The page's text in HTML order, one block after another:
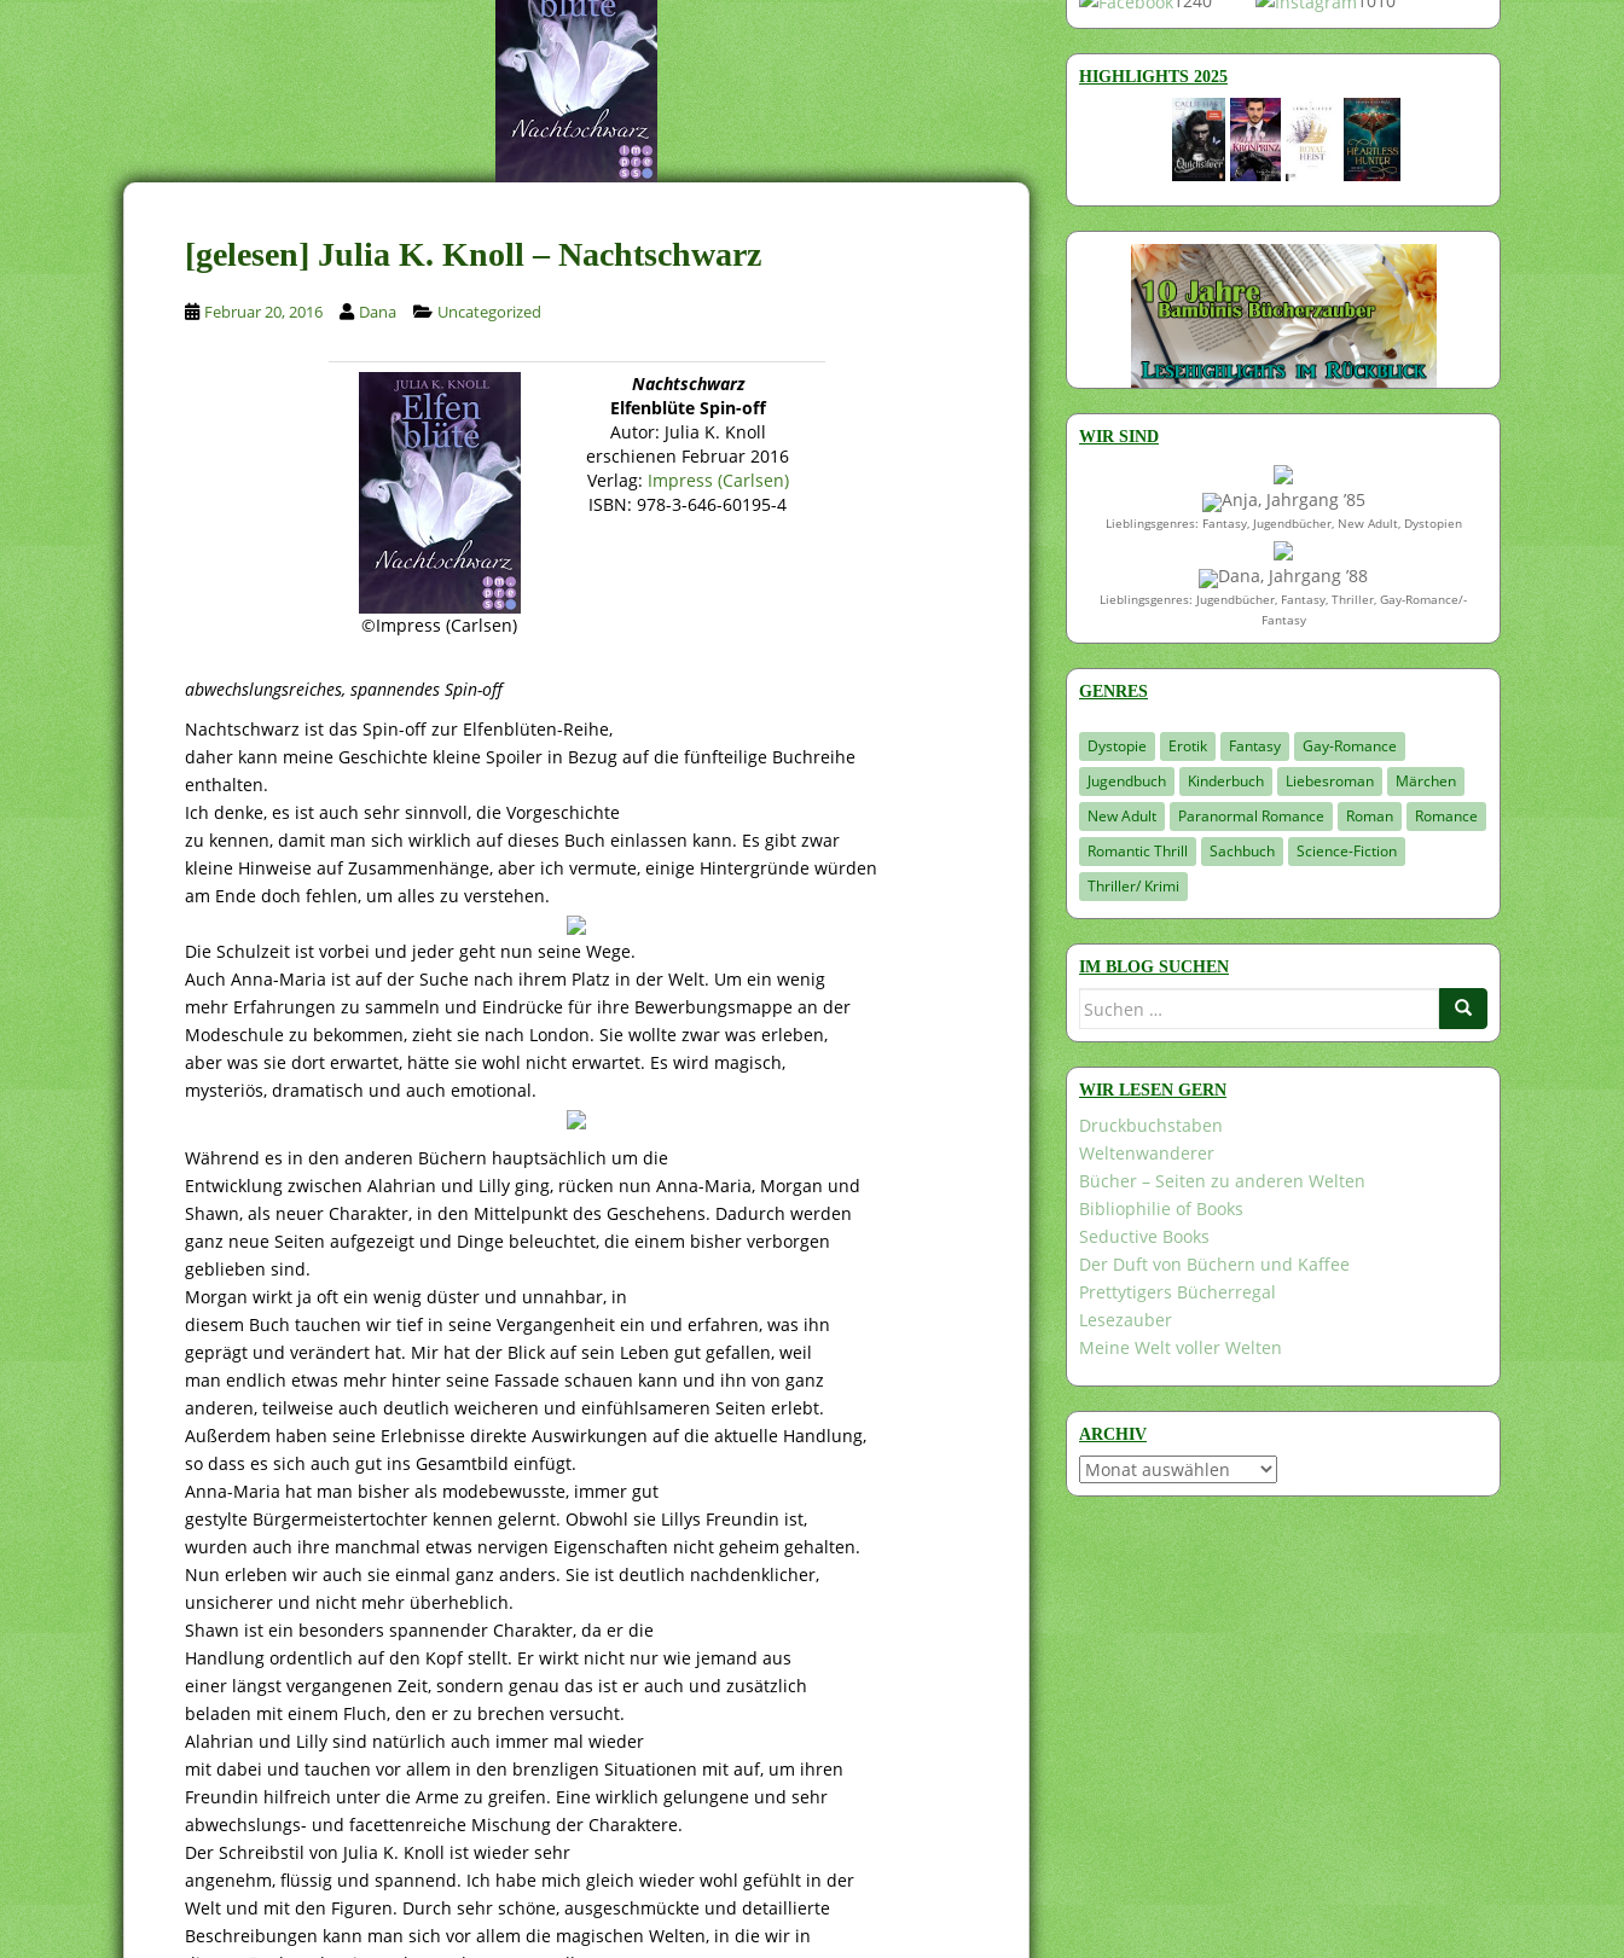
[gelesen] Julia K. Knoll – Nachtschwarz
Februar 20, 2016 Dana Uncategorized
©Impress (Carlsen)
Nachtschwarz
Elfenblüte Spin-off
Autor: Julia K. Knoll
erschienen Februar 2016
Verlag: Impress (Carlsen)
ISBN: 978-3-646-60195-4
abwechslungsreiches, spannendes Spin-off
Nachtschwarz ist das Spin-off zur Elfenblüten-Reihe,
daher kann meine Geschichte kleine Spoiler in Bezug auf die fünfteilige Buchreihe
enthalten.
Ich denke, es ist auch sehr sinnvoll, die Vorgeschichte
zu kennen, damit man sich wirklich auf dieses Buch einlassen kann. Es gibt zwar
kleine Hinweise auf Zusammenhänge, aber ich vermute, einige Hintergründe würden
am Ende doch fehlen, um alles zu verstehen.
Die Schulzeit ist vorbei und jeder geht nun seine Wege.
Auch Anna-Maria ist auf der Suche nach ihrem Platz in der Welt. Um ein wenig
mehr Erfahrungen zu sammeln und Eindrücke für ihre Bewerbungsmappe an der
Modeschule zu bekommen, zieht sie nach London. Sie wollte zwar was erleben,
aber was sie dort erwartet, hätte sie wohl nicht erwartet. Es wird magisch,
mysteriös, dramatisch und auch emotional.
Während es in den anderen Büchern hauptsächlich um die
Entwicklung zwischen Alahrian und Lilly ging, rücken nun Anna-Maria, Morgan und
Shawn, als neuer Charakter, in den Mittelpunkt des Geschehens. Dadurch werden
ganz neue Seiten aufgezeigt und Dinge beleuchtet, die einem bisher verborgen
geblieben sind.
Morgan wirkt ja oft ein wenig düster und unnahbar, in
diesem Buch tauchen wir tief in seine Vergangenheit ein und erfahren, was ihn
geprägt und verändert hat. Mir hat der Blick auf sein Leben gut gefallen, weil
man endlich etwas mehr hinter seine Fassade schauen kann und ihn von ganz
anderen, teilweise auch deutlich weicheren und einfühlsameren Seiten erlebt.
Außerdem haben seine Erlebnisse direkte Auswirkungen auf die aktuelle Handlung,
so dass es sich auch gut ins Gesamtbild einfügt.
Anna-Maria hat man bisher als modebewusste, immer gut
gestylte Bürgermeistertochter kennen gelernt. Obwohl sie Lillys Freundin ist,
wurden auch ihre manchmal etwas nervigen Eigenschaften nicht geheim gehalten.
Nun erleben wir auch sie einmal ganz anders. Sie ist deutlich nachdenklicher,
unsicherer und nicht mehr überheblich.
Shawn ist ein besonders spannender Charakter, da er die
Handlung ordentlich auf den Kopf stellt. Er wirkt nicht nur wie jemand aus
einer längst vergangenen Zeit, sondern genau das ist er auch und zusätzlich
beladen mit einem Fluch, den er zu brechen versucht.
Alahrian und Lilly sind natürlich auch immer mal wieder
mit dabei und tauchen vor allem in den brenzligen Situationen mit auf, um ihren
Freundin hilfreich unter die Arme zu greifen. Eine wirklich gelungene und sehr
abwechslungs- und facettenreiche Mischung der Charaktere.
Der Schreibstil von Julia K. Knoll ist wieder sehr
angenehm, flüssig und spannend. Ich habe mich gleich wieder wohl gefühlt in der
Welt und mit den Figuren. Durch sehr schöne, ausgeschmückte und detaillierte
Beschreibungen kann man sich vor allem die magischen Welten, in die wir in
HIGHLIGHTS 2025
WIR SIND
Anja, Jahrgang ’85
Lieblingsgenres: Fantasy, Jugendbücher, New Adult, Dystopien
Dana, Jahrgang ’88
Lieblingsgenres: Jugendbücher, Fantasy, Thriller, Gay-Romance/-
Fantasy
GENRES
Dystopie Erotik Fantasy
Gay-Romance
Jugendbuch
Kinderbuch Liebesroman
Märchen
New Adult
Paranormal Romance Roman
Romance
Romantic Thrill
Sachbuch
Science-Fiction
Thriller/ Krimi
IM BLOG SUCHEN
Suchen
WIR LESEN GERN
Druckbuchstaben
Weltenwanderer
Bücher – Seiten zu anderen Welten
Bibliophilie of Books
Seductive Books
Der Duft von Büchern und Kaffee
Prettytigers Bücherregal
Lesezauber
Meine Welt voller Welten
ARCHIV
Archiv